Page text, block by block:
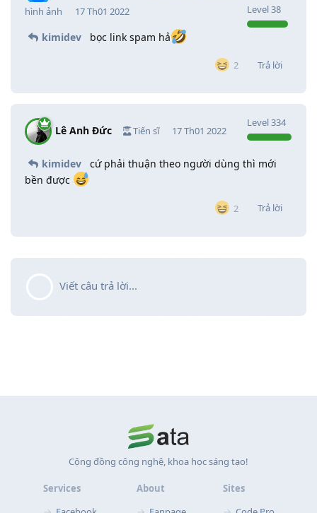
hình ảnh
Level38
17 Th01 2022
kimidev bọc link spam hả
2 Trả lời
Lê Anh Đức Tiến sĩ
Level334
17 Th01 2022
kimidev
cứ phải thuận theo người dùng thì mới
bền được
2 Trả lời
Viết câu trả lời...
Cộng đồng công nghệ, khoa học sáng tạo!
Services
About
Sites